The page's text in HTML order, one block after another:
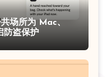
场所为 Mac、
防盗保护